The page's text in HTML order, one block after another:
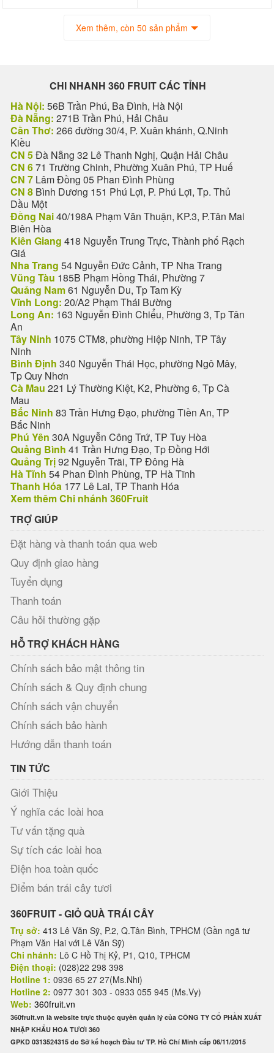
Xem thêm, còn 50 sản phẩm
CHI NHANH 360 FRUIT CÁC TỈNH
Hà Nội: 56B Trần Phú, Ba Đình, Hà Nội
Đà Nẵng: 271B Trần Phú, Hải Châu
Cần Thơ: 266 đường 30/4, P. Xuân khánh, Q.Ninh
Kiều
CN 5Đà Nẵng 32 Lê Thanh Nghị, Quận Hải Châu
CN 671 Trường Chinh, Phường Xuân Phú, TP Huế
CN 7 Lâm Đồng 05 Phan Đình Phùng
CN 8 Bình Dương 151 Phú Lợi, P. Phú Lợi, Tp. Thủ
Dầu Một
Đồng Nai40/198A Phạm Văn Thuận, KP.3, P.Tân Mai
Biên Hòa
Kiên Giang 418 Nguyễn Trung Trực, Thành phố Rạch
Giá
Nha Trang 54 Nguyễn Đức Cảnh, TP Nha Trang
Vũng Tàu 185B Phạm Hồng Thái, Phường 7
Quảng Nam61 Nguyễn Du, Tp Tam Kỳ
Vĩnh Long: 20/A2 Phạm Thái Bường
Long An: 163 Nguyễn Đình Chiểu, Phường 3, Tp Tân
An
Tây Ninh 1075 CTM8, phường Hiệp Ninh, TP Tây
Ninh
Bình Định 340 Nguyễn Thái Học, phường Ngô Mây,
Tp Quy Nhơn
Cà Mau 221 Lý Thường Kiệt, K2, Phường 6, Tp Cà
Mau
Bắc Ninh 83 Trần Hưng Đạo, phường Tiền An, TP
Bắc Ninh
Phú Yên 30A Nguyễn Công Trứ, TP Tuy Hòa
Quảng Bình 41 Trần Hưng Đạo, Tp Đồng Hới
Quảng Trị92 Nguyễn Trãi, TP Đông Hà
Hà Tĩnh 54 Phan Đình Phùng, TP Hà Tĩnh
Thanh Hóa 177 Lê Lai, TP Thanh Hóa
Xem thêm Chi nhánh 360Fruit
TRỢ GIÚP
Đặt hàng và thanh toán qua web
Quy định giao hàng
Tuyển dụng
Thanh toán
Câu hỏi thường gặp
HỖ TRỢ KHÁCH HÀNG
Chính sách bảo mật thông tin
Chính sách & Quy định chung
Chính sách vận chuyển
Chính sách bảo hành
Hướng dẫn thanh toán
TIN TỨC
Giới Thiệu
Ý nghĩa các loài hoa
Tư vấn tặng quà
Sự tích các loài hoa
Điện hoa toàn quốc
Điểm bán trái cây tươi
360FRUIT - GIỎ QUÀ TRÁI CÂY
Trụ sở: 413 Lê Văn Sỹ, P.2, Q.Tân Bình, TPHCM (Gần ngã tư
Phạm Văn Hai với Lê Văn Sỹ)
Chi nhánh: Lô C Hồ Thị Kỷ, P1, Q10, TPHCM
Điện thoại: (028)22 298 398
Hotline 1: 0936 65 27 27(Ms.Nhi)
Hotline 2: 0977 301 303 - 0933 055 945 (Ms.Vy)
Web: 360fruit.vn
360fruit.vn là website trực thuộc quyền quản lý của CÔNG TY CỔ PHẦN XUẤT
NHẬP KHẨU HOA TƯƠI 360
GPKD 0313524315 do Sở kế hoạch Đầu tư TP. Hồ Chí Minh cấp 06/11/2015